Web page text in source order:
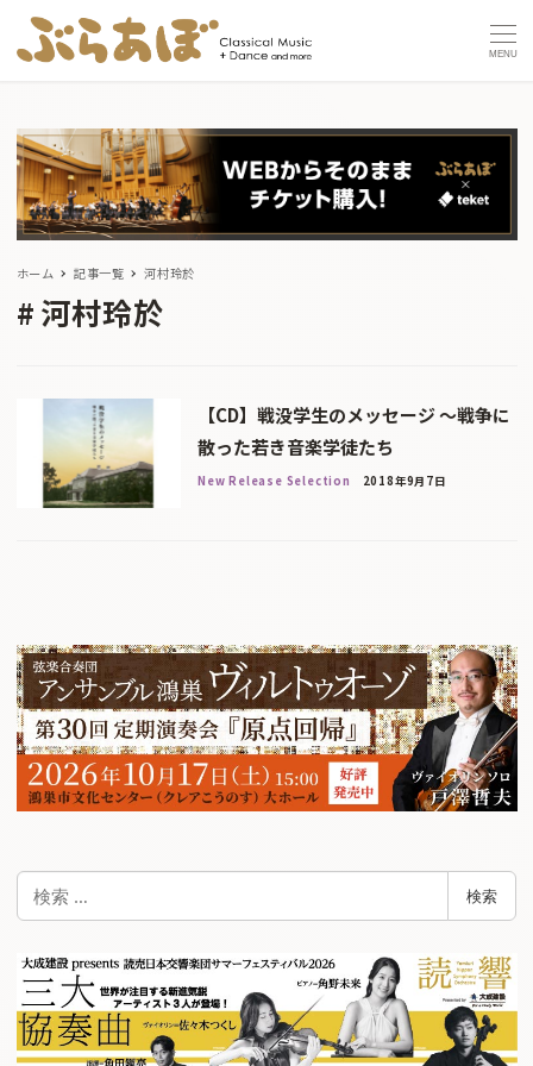
MENU
ホーム 記事一覧 河村玲於
河村玲於
【CD】戦没学生のメッセージ 〜戦争に
散った若き音楽学徒たち
New Release Selection 2018年9月7日
検
索
検索